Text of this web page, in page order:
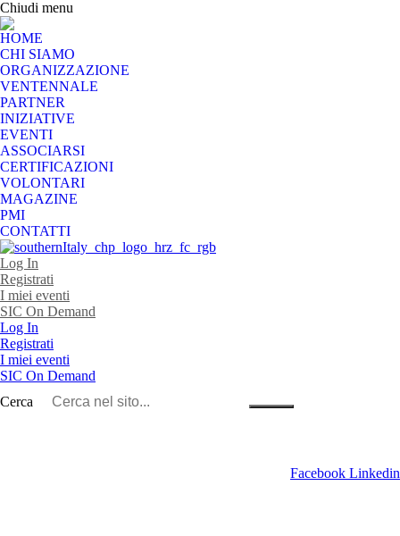
Chiudi menu
HOME
CHI SIAMO
ORGANIZZAZIONE
VENTENNALE
PARTNER
INIZIATIVE
EVENTI
ASSOCIARSI
CERTIFICAZIONI
VOLONTARI
MAGAZINE
PMI
CONTATTI
Log In
Registrati
I miei eventi
SIC On Demand
Log In
Registrati
I miei eventi
SIC On Demand
Cerca
Facebook Linkedin